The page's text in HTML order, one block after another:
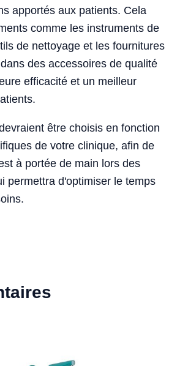
apportés aux patients. Cela
comme les instruments de
de nettoyage et les fournitures
des accessoires de qualité
efficacité et un meilleur
être choisis en fonction
de votre clinique, afin de
à portée de main lors des
permettra d'optimiser le temps